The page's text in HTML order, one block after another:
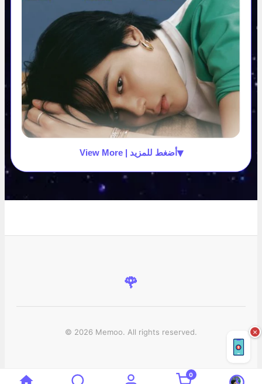
0
View More | أضغط للمزيد▾
🌹
© 2026 Memoo. All rights reserved. ×